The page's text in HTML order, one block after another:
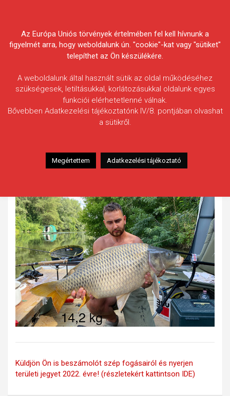
Egyesületek Szövetsége
Tokai Roland
Halfaj: Tőponty
Fogott hal adatai: 14,20 kg
Küldjön Ön is beszámolót szép fogásairól és nyerjen
területi jegyet 2022. évre! (részletekért kattintson IDE)
Az Európa Uniós törvények értelmében fel kell hívnunk a
figyelmét arra, hogy weboldalunk ún. "cookie"-kat vagy "sütiket"
telepíthet az Ön készülékére.
A weboldalunk által használt sütik az oldal működéséhez
szükségesek, letiltásukkal, korlátozásukkal oldalunk egyes
funkciói elérhetetlenné válnak.
Bővebben Adatkezelési tájékoztatónk IV/8. pontjában olvashat
a sütikről.
Megértettem Adatkezelési tájékoztató